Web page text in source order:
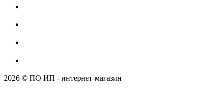
2026 © ПО ИП - интернет-магазин